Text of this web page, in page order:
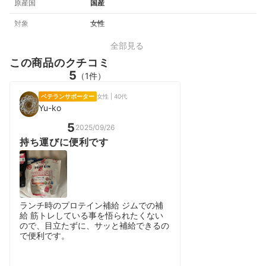
原産国 国産
対象 女性
全部見る
この商品のクチコミ
5 （1件）
ベテランサポーター 女性 | 40代
Yu-ko
5 2025/09/26
持ち運びに便利です
ランチ時のプロテイン補給 ジムでの補
給 筋トレしている事を悟られたくない
ので、目立たずに、サッと補給できるの
で便利です。